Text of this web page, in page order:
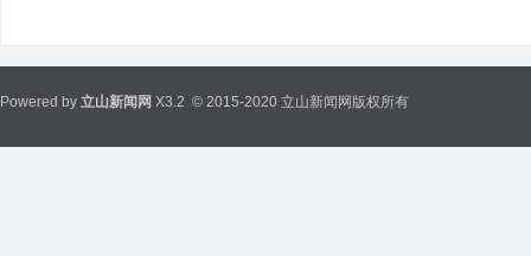
Powered by 立山新闻网 X3.2 © 2015-2020 立山新闻网版权所有